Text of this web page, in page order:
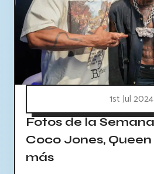
1st Jul 2024
Fotos de la
Coco Jones,
más